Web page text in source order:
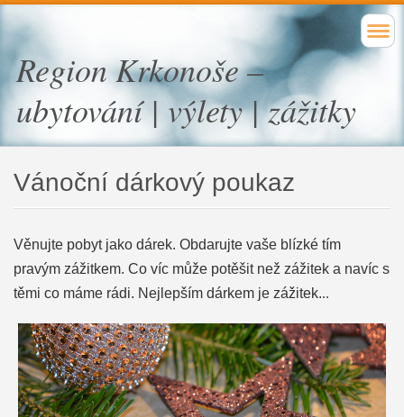
Region Krkonoše –
ubytování | výlety | zážitky
Vánoční dárkový poukaz
Věnujte pobyt jako dárek. Obdarujte vaše blízké tím
pravým zážitkem. Co víc může potěšit než zážitek a navíc s
těmi co máme rádi. Nejlepším dárkem je zážitek...